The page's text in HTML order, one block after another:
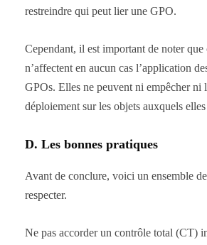
restreindre qui peut lier une GPO.
Cependant, il est important de noter que
n’affectent en aucun cas l’application
GPOs. Elles ne peuvent ni empêcher ni
déploiement sur les objets auxquels elles
D. Les bonnes pratiques
Avant de conclure, voici un ensemble
respecter.
Ne pas accorder un contrôle total (CT)